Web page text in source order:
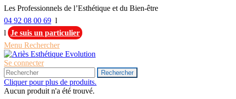
Les Professionnels de l’Esthétique et du Bien-être
04 92 08 00 69 l
l Je suis un particulier
Menu Rechercher
Se connecter
Rechercher
Cliquer pour plus de produits.
Aucun produit n'a été trouvé.